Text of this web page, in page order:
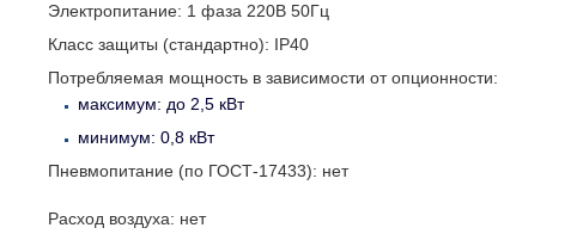
Электропитание: 1 фаза 220В 50Гц
Класс защиты (стандартно): IP40
Потребляемая мощность в зависимости от опционности:
максимум: до 2,5 кВт
минимум: 0,8 кВт
Пневмопитание (по ГОСТ-17433): нет
Расход воздуха: нет